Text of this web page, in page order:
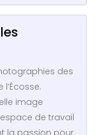
des
image
de travail
la passion pour